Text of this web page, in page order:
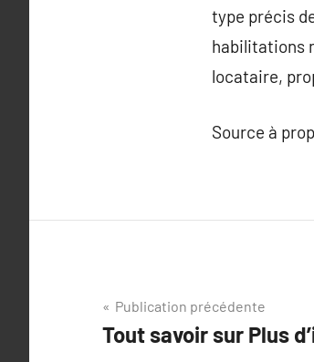
type précis
habilitations
locataire,
Source à
Navigation
de
Publication précédente
Tout savoir sur Plus